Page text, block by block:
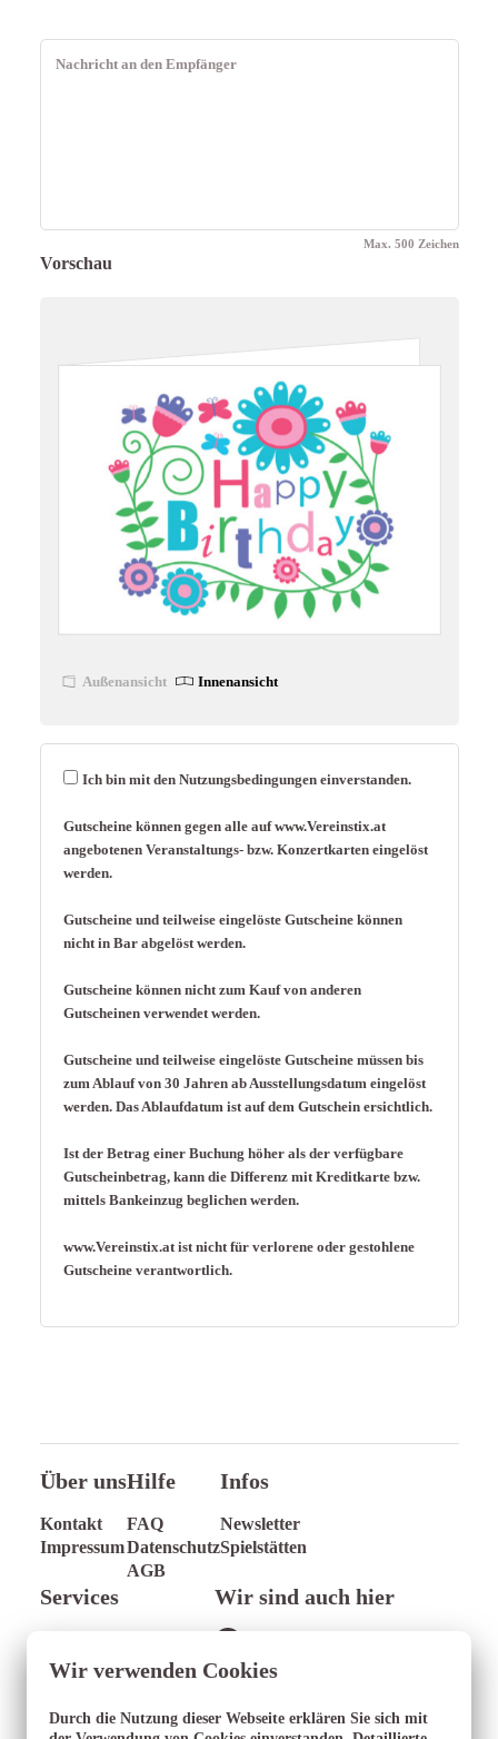
Max. 500 Zeichen
Vorschau
Außenansicht Innenansicht
Ich bin mit den Nutzungsbedingungeneinverstanden.
Gutscheine können gegen alle auf www.Vereinstix.at
angebotenen Veranstaltungs- bzw. Konzertkarten eingelöst
werden.
Gutscheine und teilweise eingelöste Gutscheine können
nicht in Bar abgelöst werden.
Gutscheine können nicht zum Kauf von anderen
Gutscheinen verwendet werden.
Gutscheine und teilweise eingelöste Gutscheine müssen bis
zum Ablauf von 30 Jahren ab Ausstellungsdatum eingelöst
werden. Das Ablaufdatum ist auf dem Gutschein ersichtlich.
Ist der Betrag einer Buchung höher als der verfügbare
Gutscheinbetrag, kann die Differenz mit Kreditkarte bzw.
mittels Bankeinzug beglichen werden.
www.Vereinstix.at ist nicht für verlorene oder gestohlene
Gutscheine verantwortlich.
Über uns
Kontakt
Impressum
Hilfe
FAQ
Datenschutz
AGB
Infos
Newsletter
Spielstätten
Services
Hotel buchen
Wir sind auch hier
Wir verwenden Cookies
Durch die Nutzung dieser Webseite erklären Sie sich mit